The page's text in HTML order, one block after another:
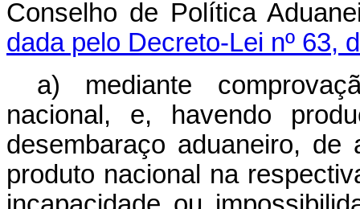
Conselho de Política
dada pelo Decreto-Lei nº 63,
a) mediante
nacional, e, havendo
desembaraço aduaneiro,
produto nacional na